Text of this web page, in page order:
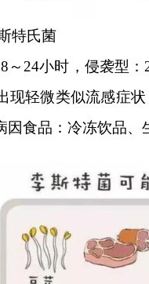
特氏菌
8～24小时 ，侵袭型：
现轻微类似流感症
因食品：冷冻饮品